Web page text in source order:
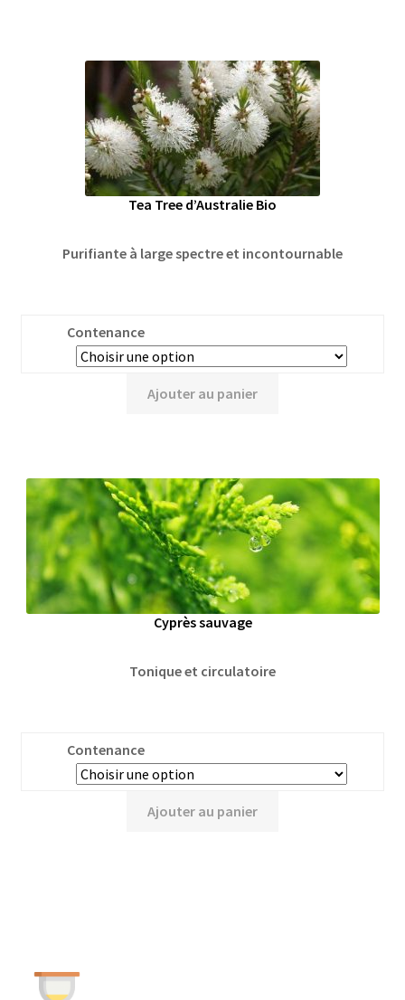
Tea Tree d’Australie Bio
Purifiante à large spectre et incontournable
Contenance
Ajouter au panier
Cyprès sauvage
Tonique et circulatoire
Contenance
Ajouter au panier